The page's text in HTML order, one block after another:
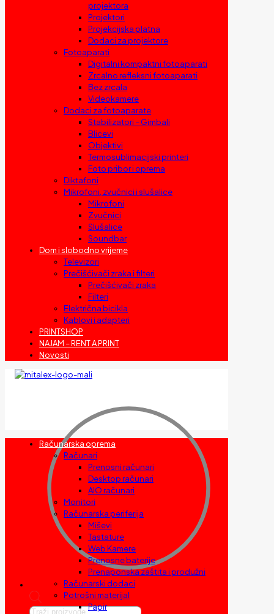
projektora
Projektori
Projekcijska platna
Dodaci za projektore
Fotoaparati
Digitalni kompaktni fotoaparati
Zrcalno refleksni fotoaparati
Bez zrcala
Videokamere
Dodaci za fotoaparate
Stabilizatori – Gimbali
Blicevi
Objektivi
Termosublimacijski printeri
Foto pribor i oprema
Diktafoni
Mikrofoni, zvučnici i slušalice
Mikrofoni
Zvučnici
Slušalice
Soundbar
Dom i slobodno vrijeme
Televizori
Prečišćivači zraka i filteri
Prečišćivači zraka
Filteri
Električna bicikla
Kablovi i adapteri
PRINTSHOP
NAJAM – RENT A PRINT
Novosti
Products
Računarska oprema
Računari
Prenosni računari
Desktop računari
AIO računari
Monitori
Računarska periferija
Miševi
Tastature
Web Kamere
Prenosne baterije
Prenaponska zaštita i produžni
Računarski dodaci
Potrošni materijal
Papir